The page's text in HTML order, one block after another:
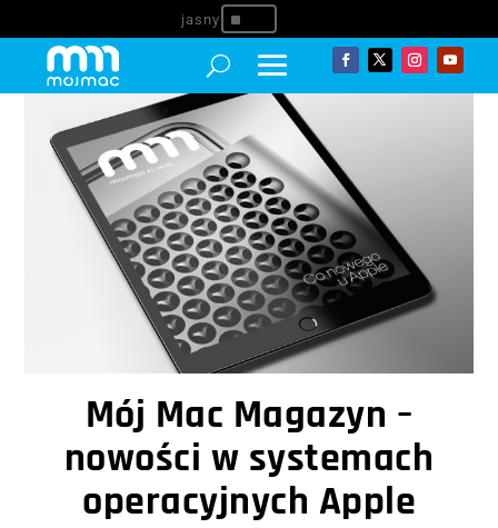
^
Mój Mac Magazyn –
nowości w systemach
operacyjnych Apple